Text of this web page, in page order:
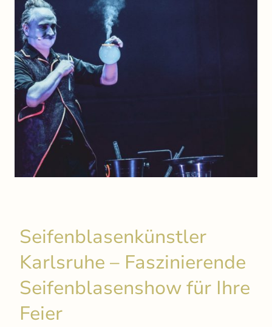
Seifenblasenkünstler
Karlsruhe – Faszinierende
Seifenblasenshow für Ihre
Feier